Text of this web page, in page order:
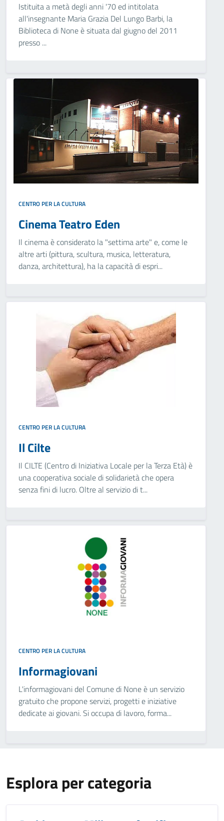
Istituita a metà degli anni '70 ed intitolata
all'insegnante Maria Grazia Del Lungo Barbi, la
Biblioteca di None è situata dal giugno del 2011
presso ...
CENTRO PER LA CULTURA
Cinema Teatro Eden
Il cinema è considerato la "settima arte" e, come le
altre arti (pittura, scultura, musica, letteratura,
danza, architettura), ha la capacità di espri...
CENTRO PER LA CULTURA
Il Cilte
Il CILTE (Centro di Iniziativa Locale per la Terza Età) è
una cooperativa sociale di solidarietà che opera
senza fini di lucro. Oltre al servizio di t...
CENTRO PER LA CULTURA
Informagiovani
L'informagiovani del Comune di None è un servizio
gratuito che propone servizi, progetti e iniziative
dedicate ai giovani. Si occupa di lavoro, forma...
Esplora per categoria